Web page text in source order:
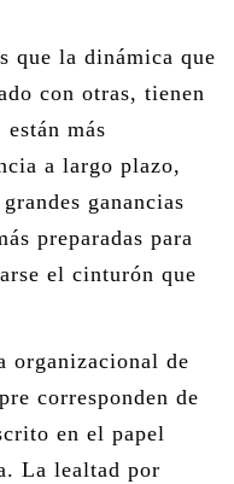
que la dinámica que
con otras, tienen
más
a largo plazo,
ganancias
preparadas para
el cinturón que
organizacional de
corresponden de
en el papel
La lealtad por